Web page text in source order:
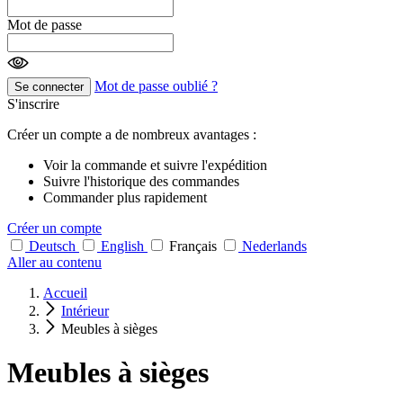
Mot de passe
Se connecter
Mot de passe oublié ?
S'inscrire
Créer un compte a de nombreux avantages :
Voir la commande et suivre l'expédition
Suivre l'historique des commandes
Commander plus rapidement
Créer un compte
Deutsch
English Français
Nederlands
Aller au contenu
Accueil
Intérieur
Meubles à sièges
Meubles à sièges